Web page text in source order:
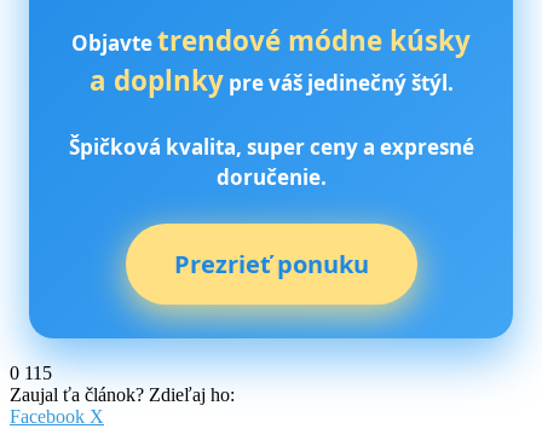
Objavtetrendové módne kúsky
a doplnkypre váš jedinečný štýl.
Špičková kvalita, super ceny a expresné
doručenie.
Prezrieť ponuku
0 115
Zaujal ťa článok? Zdieľaj ho:
Facebook X